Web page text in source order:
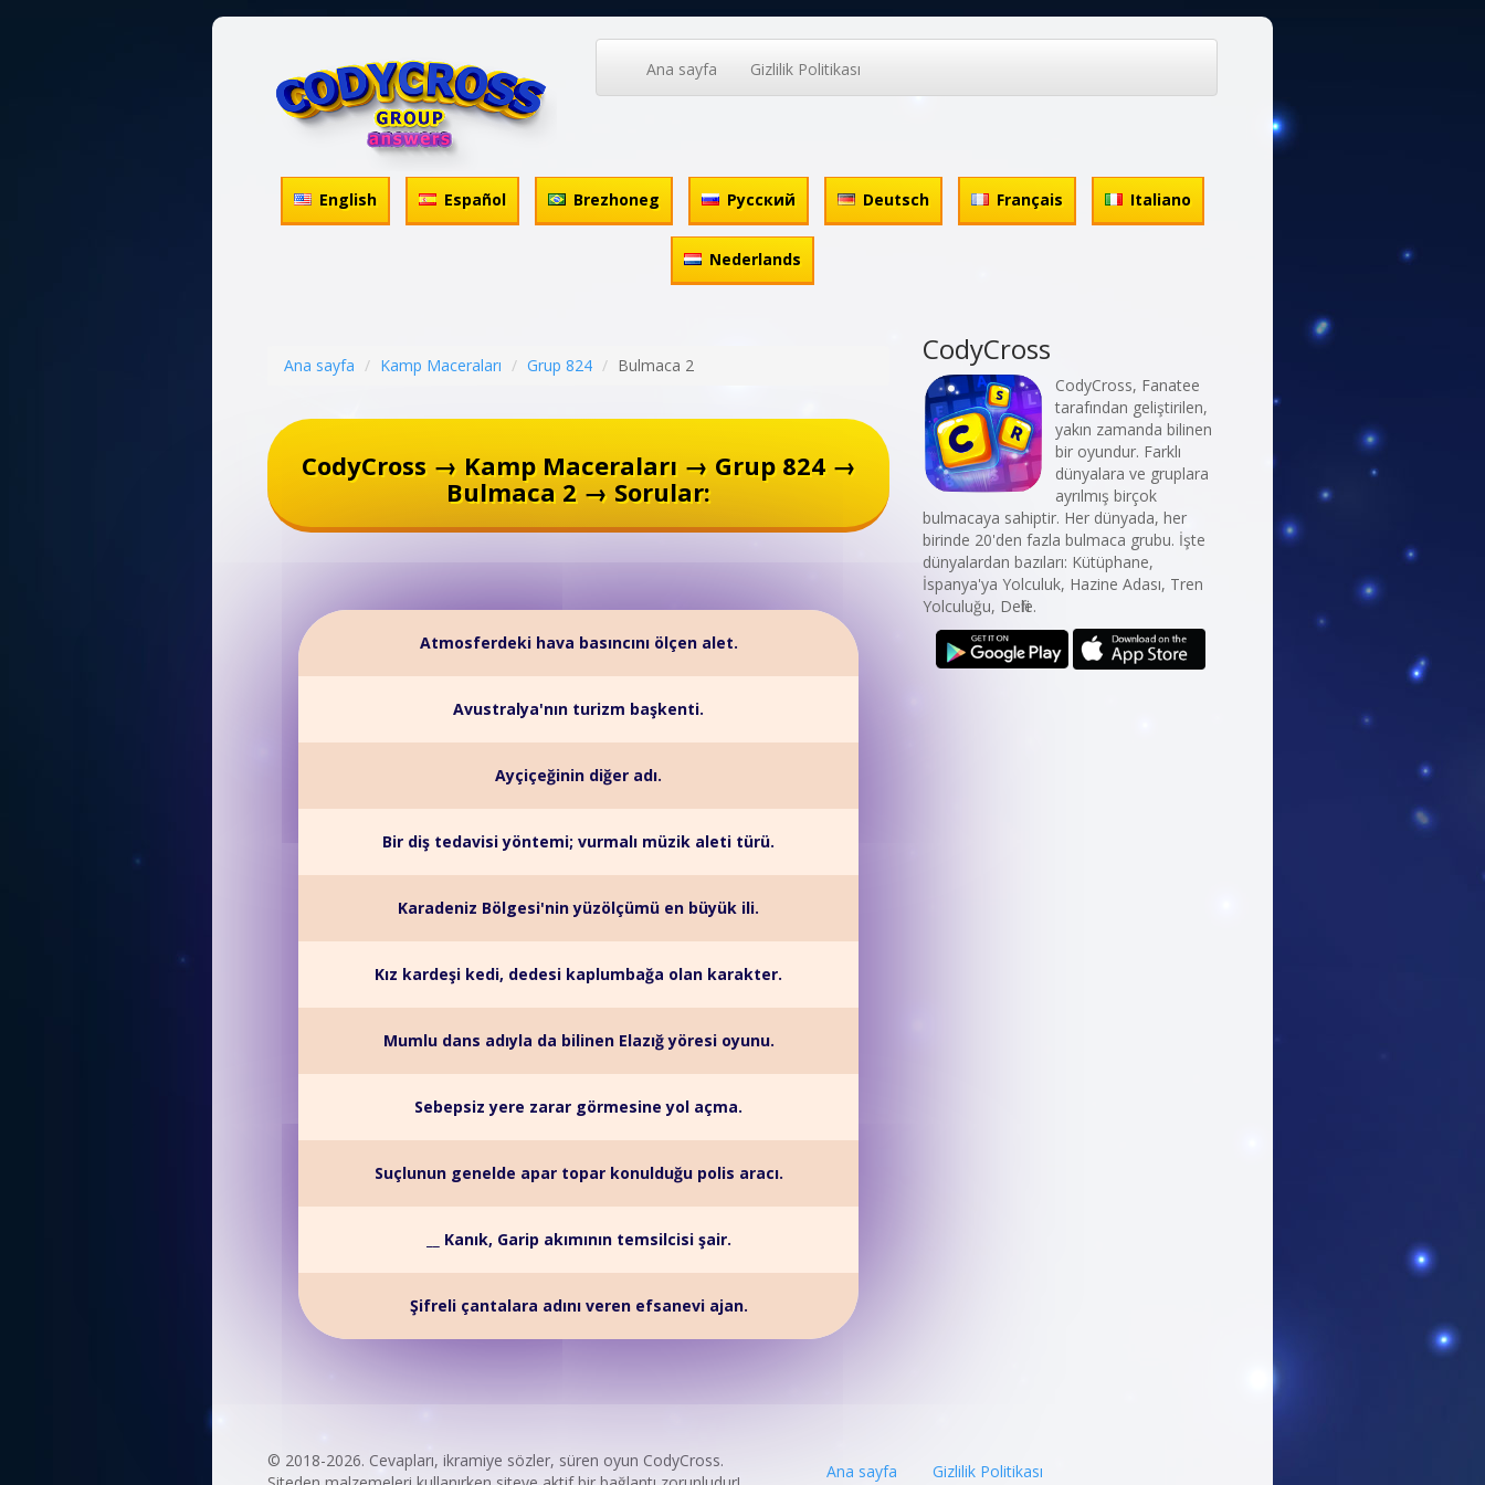
Ana sayfa Gizlilik Politikası
English Español Brezhoneg Русский Deutsch Français Italiano
Nederlands
Ana sayfa Kamp Maceraları Grup 824 Bulmaca 2
CodyCross → Kamp Maceraları → Grup 824 →
Bulmaca 2 → Sorular:
Atmosferdeki hava basıncını ölçen alet.
Avustralya'nın turizm başkenti.
Ayçiçeğinin diğer adı.
Bir diş tedavisi yöntemi; vurmalı müzik aleti türü.
Karadeniz Bölgesi'nin yüzölçümü en büyük ili.
Kız kardeşi kedi, dedesi kaplumbağa olan karakter.
Mumlu dans adıyla da bilinen Elazığ yöresi oyunu.
Sebepsiz yere zarar görmesine yol açma.
Suçlunun genelde apar topar konulduğu polis aracı.
__ Kanık, Garip akımının temsilcisi şair.
Şifreli çantalara adını veren efsanevi ajan.
CodyCross
CodyCross, Fanatee
tarafından geliştirilen,
yakın zamanda bilinen
bir oyundur. Farklı
dünyalara ve gruplara
ayrılmış birçok
bulmacaya sahiptir. Her dünyada, her
birinde 20'den fazla bulmaca grubu. İşte
dünyalardan bazıları: Kütüphane,
İspanya'ya Yolculuk, Hazine Adası, Tren
Yolculuğu, Defile.
Ana sayfa Gizlilik Politikası
© 2018-2026. Cevapları, ikramiye sözler, süren oyun CodyCross.